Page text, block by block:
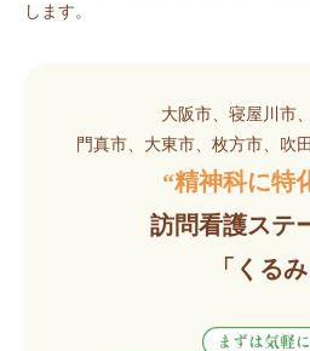
します。
大阪市、寝屋川市
門真市、大東市、枚方市、吹
“精神科に特
訪問看護ステ
「くるみ